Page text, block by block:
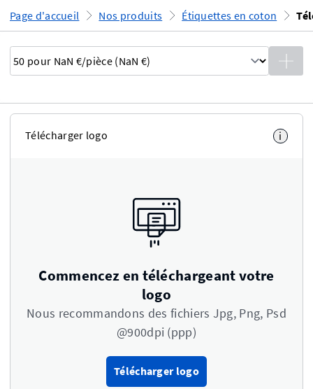
Page d'accueil Nos produits Étiquettes en coton
Télécharger logo i
Commencez en téléchargeant votre
logo
Nous recommandons des fichiers Jpg, Png, Psd
@900dpi (ppp)
Télécharger logo